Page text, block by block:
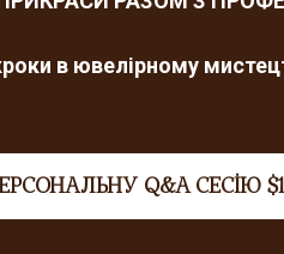
Q&A СЕСІЮ
в ювелірному